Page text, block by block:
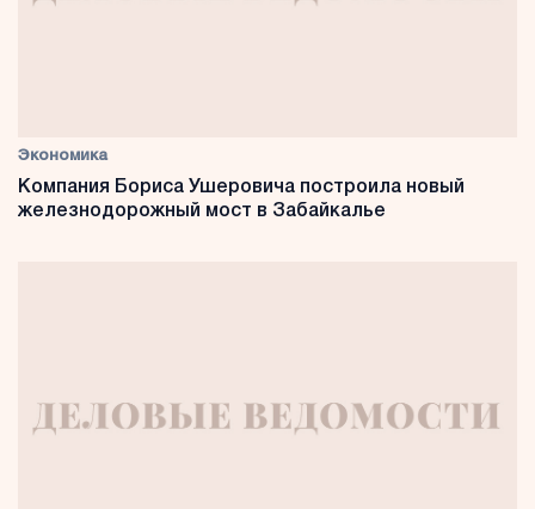
Экономика
Компания Бориса Ушеровича построила новый
железнодорожный мост в Забайкалье